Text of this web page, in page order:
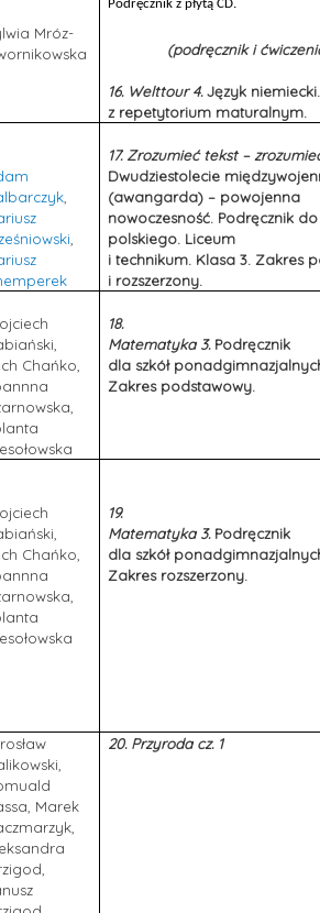
Mróz-
Podręcznik z płytą CD.
(podręcznik i
16. Welttour 4.Język
z repetytorium maturalnym.
17. Zrozumieć tekst –
Dwudziestolecie
(awangarda) – powojenna
nowoczesność. Podręcznik
polskiego. Liceum
i technikum. Klasa 3. Zakres
i rozszerzony.
Chańko,
18.
Matematyka 3.Podręcznik
dla szkół
Zakres podstawowy.
Chańko,
19.
Matematyka 3.Podręcznik
dla szkół
Zakres rozszerzony.
Marek
20. Przyroda cz. 1